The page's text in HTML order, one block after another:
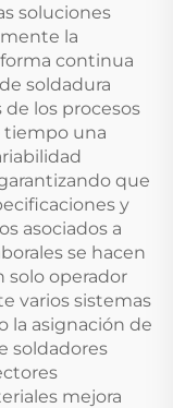
soluciones
la
continua
soldadura
de los procesos
tiempo una
que
y
asociados a
se hacen
solo operador
varios sistemas
la asignación de
soldadores
mejora